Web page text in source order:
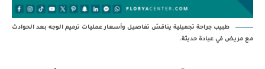
طبيب جراحة تجميلية يناقش تفاصيل وأسعار عمليات ترميم الوجه بعد الحوادث
مع مريض في عيادة حديثة.